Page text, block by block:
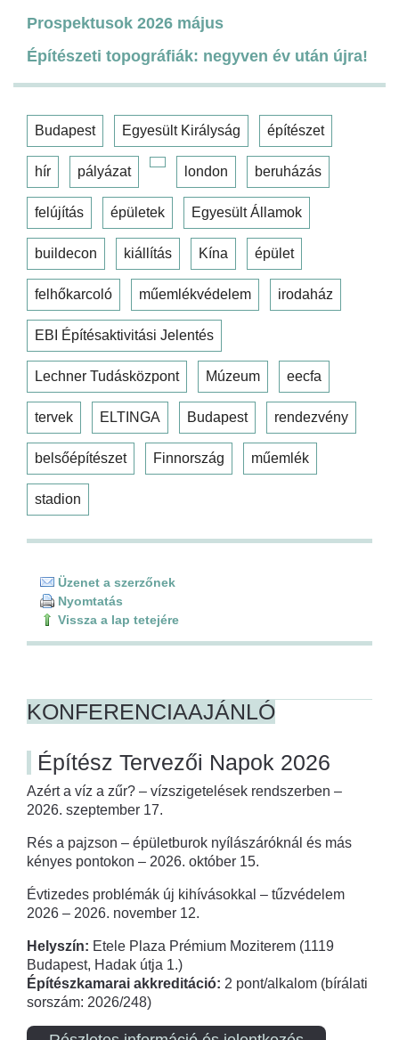
Prospektusok 2026 május
Építészeti topográfiák: negyven év után újra!
Budapest Egyesült Királyság építészet
hír pályázat london beruházás
felújítás épületek Egyesült Államok
buildecon kiállítás Kína épület
felhőkarcoló műemlékvédelem irodaház
EBI Építésaktivitási Jelentés
Lechner Tudásközpont Múzeum eecfa
tervek ELTINGA Budapest rendezvény
belsőépítészet Finnország műemlék
stadion
Üzenet a szerzőnek
Nyomtatás
Vissza a lap tetejére
KONFERENCIAAJÁNLÓ
Építész Tervezői Napok 2026
Azért a víz a zűr? – vízszigetelések rendszerben –
2026. szeptember 17.
Rés a pajzson – épületburok nyílászáróknál és más
kényes pontokon – 2026. október 15.
Évtizedes problémák új kihívásokkal – tűzvédelem
2026 – 2026. november 12.
Helyszín: Etele Plaza Prémium Moziterem (1119
Budapest, Hadak útja 1.)
Építészkamarai akkreditáció: 2 pont/alkalom (bírálati
sorszám: 2026/248)